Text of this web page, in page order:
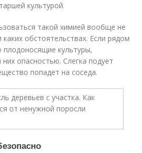
культурой.
такой химией вообще не
обстоятельствах. Если рядом
плодоносящие культуры,
опасностью. Слегка подует
попадет на соседа.